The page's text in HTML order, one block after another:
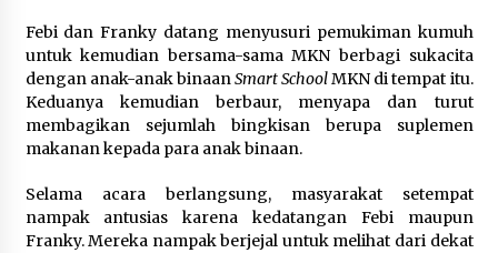
Febi dan Franky datang menyusuri pemukiman kumuh
untuk kemudian bersama-sama MKN berbagi sukacita
dengan anak-anak binaanSmart SchoolMKN di tempat itu.
Keduanya kemudian berbaur, menyapa dan turut
membagikan sejumlah bingkisan berupa suplemen
makanan kepada para anak binaan.
Selama acara berlangsung, masyarakat setempat
nampak antusias karena kedatangan Febi maupun
Franky. Mereka nampak berjejal untuk melihat dari dekat